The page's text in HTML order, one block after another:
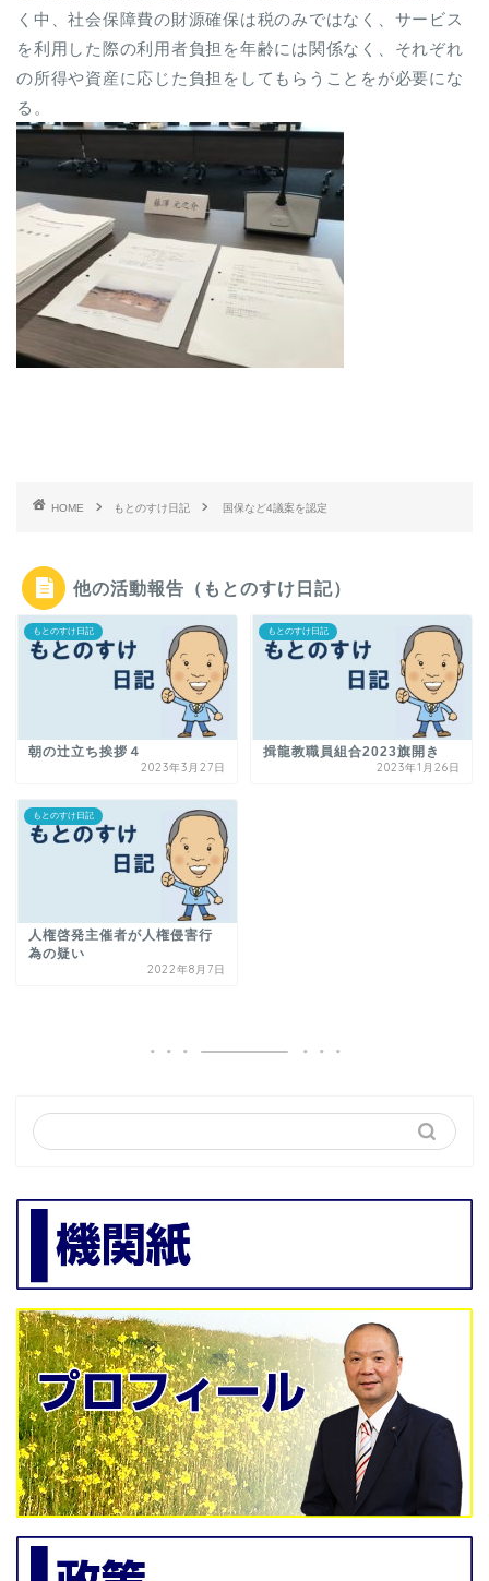
く中、社会保障費の財源確保は税のみではなく、サービス
を利用した際の利用者負担を年齢には関係なく、それぞれ
の所得や資産に応じた負担をしてもらうことをが必要にな
る。
HOME もとのすけ日記 国保など4議案を認定
他の活動報告（もとのすけ日記）
もとのすけ日記
朝の辻立ち挨拶４
2023年3月27日
もとのすけ日記
揖龍教職員組合2023旗開き
2023年1月26日
もとのすけ日記
人権啓発主催者が人権侵害行
為の疑い
2022年8月7日